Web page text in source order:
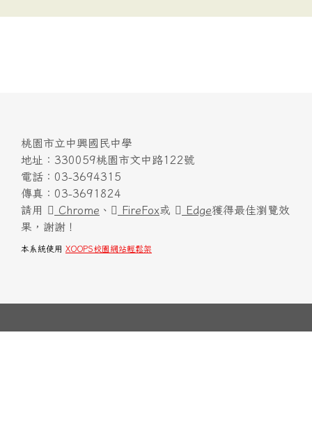
桃園市立中興國民中學
地址：330059桃園市文中路122號
電話：03-3694315
傳真：03-3691824
請用
Chrome 、 FireFox或 Edge獲得最佳瀏覽效
果，謝謝！
本系統使用 XOOPS校園網站輕鬆架